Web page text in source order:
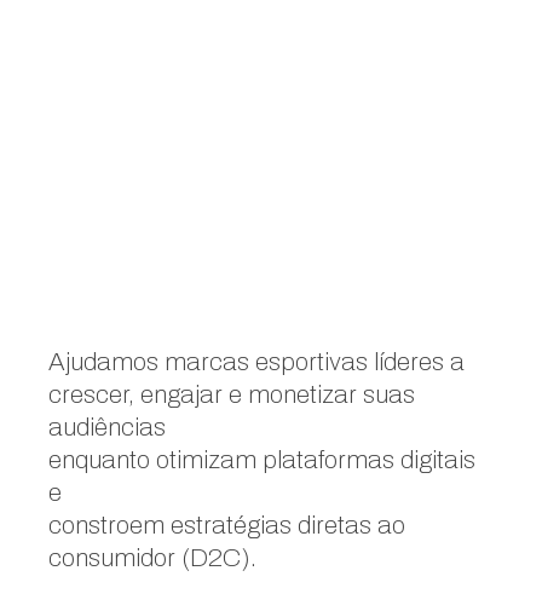
Ajudamos marcas esportivas líderes a
crescer, engajar e monetizar suas
audiências
enquanto otimizam plataformas digitais
e
constroem estratégias diretas ao
consumidor (D2C).